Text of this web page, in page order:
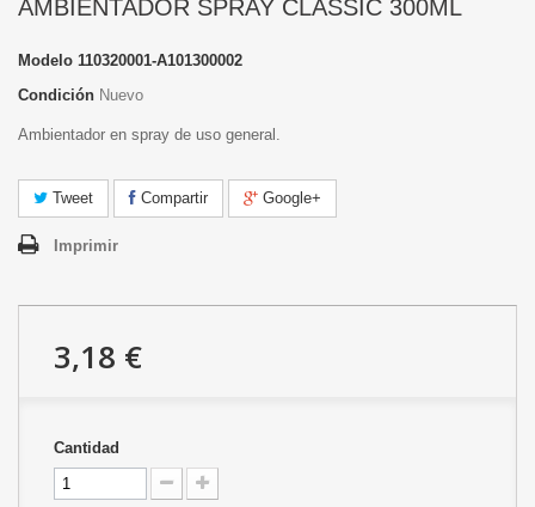
AMBIENTADOR SPRAY CLASSIC 300ML
Modelo 110320001-A101300002
Condición Nuevo
Ambientador en spray de uso general.
Tweet Compartir Google+
Imprimir
3,18 €
Cantidad